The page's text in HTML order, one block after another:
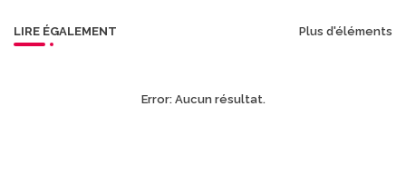
LIRE ÉGALEMENT Plus d'éléments
Error:Aucun résultat.